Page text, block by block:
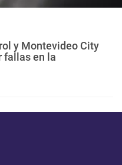
y Montevideo City
fallas en la